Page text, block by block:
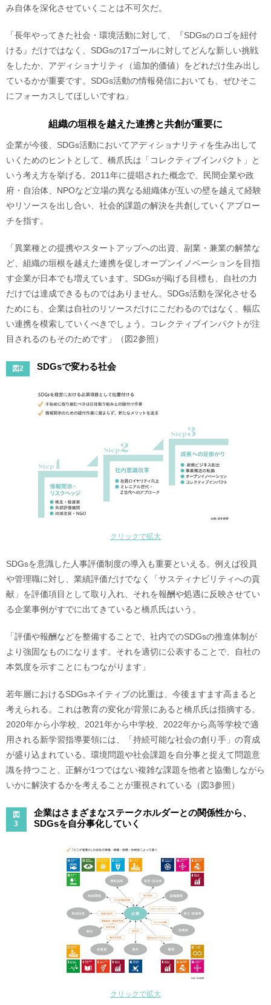
み自体を深化させていくことは不可欠だ。
「長年やってきた社会・環境活動に対して、『SDGsのロゴを紐付
ける』だけではなく、SDGsの17ゴールに対してどんな新しい挑戦
をしたか、アディショナリティ（追加的価値）をどれだけ生み出し
ているかが重要です。SDGs活動の情報発信においても、ぜひそこ
にフォーカスしてほしいですね」
組織の垣根を越えた連携と共創が重要に
企業が今後、SDGs活動においてアディショナリティを生み出して
いくためのヒントとして、橋爪氏は「コレクティブインパクト」と
いう考え方を挙げる。2011年に提唱された概念で、民間企業や政
府・自治体、NPOなど立場の異なる組織体が互いの壁を越えて経験
やリソースを出し合い、社会的課題の解決を共創していくアプロー
チを指す。
「異業種との提携やスタートアップへの出資、副業・兼業の解禁な
ど、組織の垣根を越えた連携を促しオープンイノベーションを目指
す企業が日本でも増えています。SDGsが掲げる目標も、自社の力
だけでは達成できるものではありません。SDGs活動を深化させる
ためにも、企業は自社のリソースだけにこだわるのではなく、幅広
い連携を模索していくべきでしょう。コレクティブインパクトが注
目されるのもそのためです」（図2参照）
図2 SDGsで変わる社会
クリックで拡大
SDGsを意識した人事評価制度の導入も重要といえる。例えば役員
や管理職に対し、業績評価だけでなく「サスティナビリティへの貢
献」を評価項目として取り入れ、それを報酬や処遇に反映させてい
る企業事例がすでに出てきていると橋爪氏はいう。
「評価や報酬などを整備することで、社内でのSDGsの推進体制が
より強固なものになります。それを適切に公表することで、自社の
本気度を示すことにもつながります」
若年層におけるSDGsネイティブの比重は、今後ますます高まると
考えられる。これは教育の変化が背景にあると橋爪氏は指摘する。
2020年から小学校、2021年から中学校、2022年から高等学校で適
用される新学習指導要領には、「持続可能な社会の創り手」の育成
が盛り込まれている。環境問題や社会課題を自分事と捉えて問題意
識を持つこと、正解が1つではない複雑な課題を他者と協働しながら
いかに解決するかを考えることが重視されている（図3参照）
図
3
企業はさまざまなステークホルダーとの関係性から、
SDGsを自分事化していく
クリックで拡大